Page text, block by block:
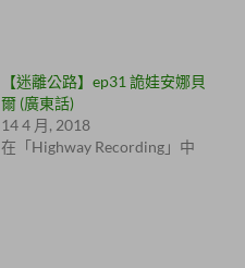
【迷離公路】ep31 詭娃安娜貝
爾 (廣東話)
14 4 月, 2018
在「Highway Recording」中